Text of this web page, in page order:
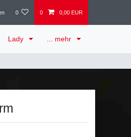
0 0 0,00 EUR
Lady ... mehr